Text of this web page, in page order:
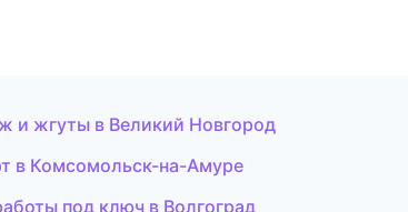
и жгуты в Великий Новгород
в Комсомольск-на-Амуре
под ключ в Волгоград